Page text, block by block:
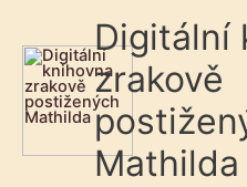
Digitální
zrakově
Mathilda